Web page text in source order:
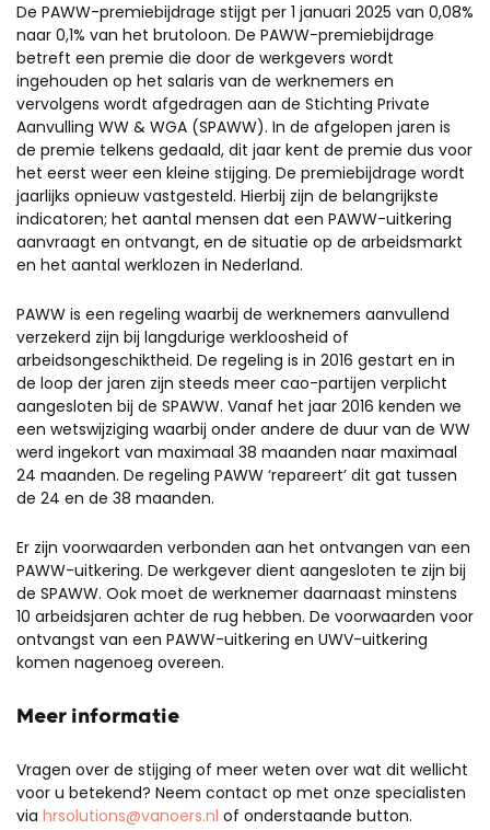
De PAWW-premiebijdrage stijgt per 1 januari 2025 van 0,08%
naar 0,1% van het brutoloon. De PAWW-premiebijdrage
betreft een premie die door de werkgevers wordt
ingehouden op het salaris van de werknemers en
vervolgens wordt afgedragen aan de Stichting Private
Aanvulling WW & WGA (SPAWW). In de afgelopen jaren is
de premie telkens gedaald, dit jaar kent de premie dus voor
het eerst weer een kleine stijging. De premiebijdrage wordt
jaarlijks opnieuw vastgesteld. Hierbij zijn de belangrijkste
indicatoren; het aantal mensen dat een PAWW-uitkering
aanvraagt en ontvangt, en de situatie op de arbeidsmarkt
en het aantal werklozen in Nederland.
PAWW is een regeling waarbij de werknemers aanvullend
verzekerd zijn bij langdurige werkloosheid of
arbeidsongeschiktheid. De regeling is in 2016 gestart en in
de loop der jaren zijn steeds meer cao-partijen verplicht
aangesloten bij de SPAWW. Vanaf het jaar 2016 kenden we
een wetswijziging waarbij onder andere de duur van de WW
werd ingekort van maximaal 38 maanden naar maximaal
24 maanden. De regeling PAWW ‘repareert’ dit gat tussen
de 24 en de 38 maanden.
Er zijn voorwaarden verbonden aan het ontvangen van een
PAWW-uitkering. De werkgever dient aangesloten te zijn bij
de SPAWW. Ook moet de werknemer daarnaast minstens
10 arbeidsjaren achter de rug hebben. De voorwaarden voor
ontvangst van een PAWW-uitkering en UWV-uitkering
komen nagenoeg overeen.
Meer informatie
Vragen over de stijging of meer weten over wat dit wellicht
voor u betekend? Neem contact op met onze specialisten
via hrsolutions@vanoers.nl of onderstaande button.